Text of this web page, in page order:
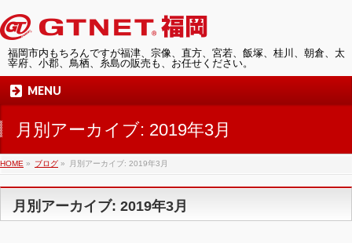
福岡市内もちろんですが福津、宗像、直方、宮若、飯塚、桂川、朝倉、太
宰府、小郡、鳥栖、糸島の販売も、お任せください。
MENU
月別アーカイブ: 2019年3月
HOME » ブログ » 月別アーカイブ: 2019年3月
月別アーカイブ: 2019年3月